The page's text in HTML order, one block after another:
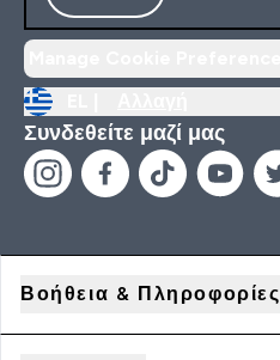
Συνδεθείτε μαζί μας
Βοήθεια & Πληροφορίες